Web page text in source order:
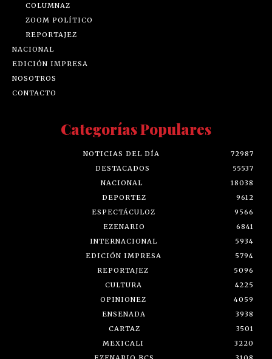
COLUMNAZ
ZOOM POLÍTICO
REPORTAJEZ
NACIONAL
EDICIÓN IMPRESA
NOSOTROS
CONTACTO
Categorías Populares
NOTICIAS DEL DÍA
72987
DESTACADOS
55537
NACIONAL
18038
DEPORTEZ
9612
ESPECTÁCULOZ
9566
EZENARIO
6841
INTERNACIONAL
5934
EDICIÓN IMPRESA
5794
REPORTAJEZ
5096
CULTURA
4225
OPINIONEZ
4059
ENSENADA
3938
CARTAZ
3501
MEXICALI
3220